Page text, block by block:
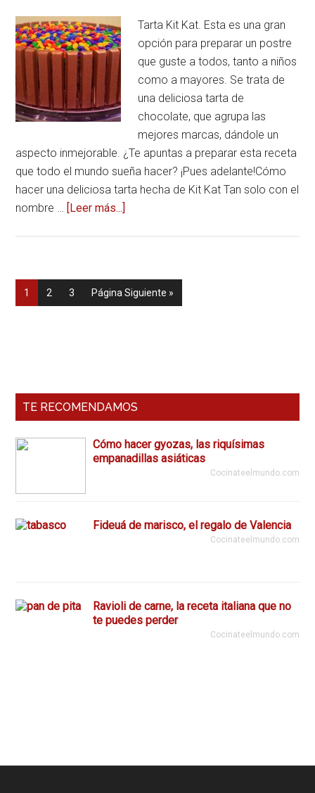
Tarta Kit Kat. Esta es una gran
opción para preparar un postre
que guste a todos, tanto a niños
como a mayores. Se trata de
una deliciosa tarta de
chocolate, que agrupa las
mejores marcas, dándole un
aspecto inmejorable. ¿Te apuntas a preparar esta receta
que todo el mundo sueña hacer? ¡Pues adelante!Cómo
hacer una deliciosa tarta hecha de Kit Kat Tan solo con el
nombre … [Leer más...]
Kat
con
Página
1 Página
2 Página
3 Página Siguiente »
Primaria
TE RECOMENDAMOS
Cómo hacer gyozas, las riquísimas
empanadillas asiáticas
Cocinateelmundo.com
Fideuá de marisco, el regalo de Valencia
Cocinateelmundo.com
Ravioli de carne, la receta italiana que no
te puedes perder
Cocinateelmundo.com